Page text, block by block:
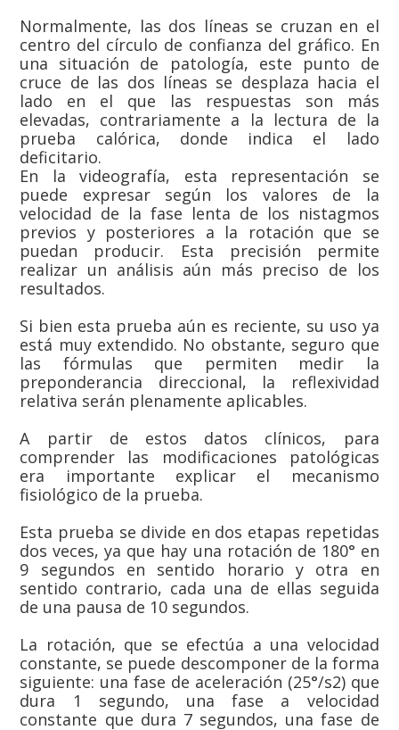
Normalmente, las dos líneas se cruzan en el
centro del círculo de confianza del gráfico. En
una situación de patología, este punto de
cruce de las dos líneas se desplaza hacia el
lado en el que las respuestas son más
elevadas, contrariamente a la lectura de la
prueba calórica, donde indica el lado
deficitario.
En la videografía, esta representación se
puede expresar según los valores de la
velocidad de la fase lenta de los nistagmos
previos y posteriores a la rotación que se
puedan producir. Esta precisión permite
realizar un análisis aún más preciso de los
resultados.
Si bien esta prueba aún es reciente, su uso ya
está muy extendido. No obstante, seguro que
las fórmulas que permiten medir la
preponderancia direccional, la reflexividad
relativa serán plenamente aplicables.
A partir de estos datos clínicos, para
comprender las modificaciones patológicas
era importante explicar el mecanismo
fisiológico de la prueba.
Esta prueba se divide en dos etapas repetidas
dos veces, ya que hay una rotación de 180° en
9 segundos en sentido horario y otra en
sentido contrario, cada una de ellas seguida
de una pausa de 10 segundos.
La rotación, que se efectúa a una velocidad
constante, se puede descomponer de la forma
siguiente: una fase de aceleración (25°/s2) que
dura 1 segundo, una fase a velocidad
constante que dura 7 segundos, una fase de